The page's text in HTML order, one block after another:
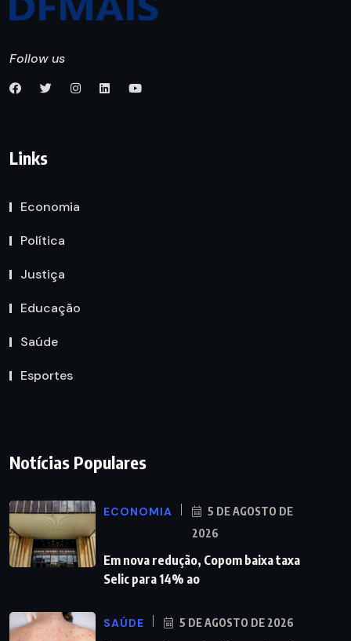
Follow us
Links
Economia
Política
Justiça
Educação
Saúde
Esportes
Notícias Populares
ECONOMIA
5 DE AGOSTO DE
2026
Em nova redução, Copom baixa taxa
Selic para 14% ao
SAÚDE 5 DE AGOSTO DE 2026